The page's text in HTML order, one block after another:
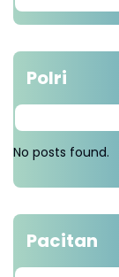
Polri
No posts found.
Pacitan